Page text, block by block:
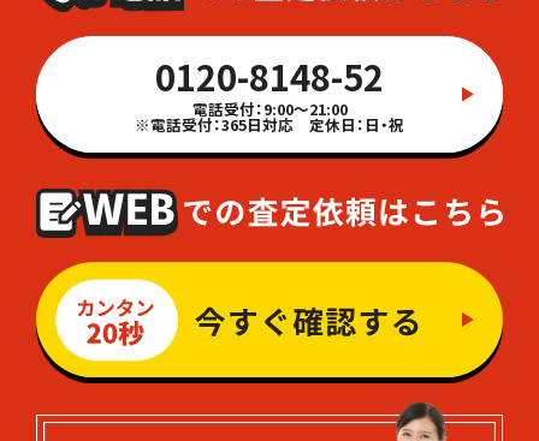
0120-8148-52
電話受付：9:00～21:00
※電話受付：365日対応 定休日：日・祝